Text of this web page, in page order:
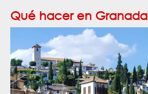
Qué hacer en Granada